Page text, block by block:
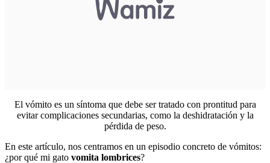
El vómito es un síntoma que debe ser tratado con prontitud para
evitar complicaciones secundarias, como la deshidratación y la
pérdida de peso.
En este artículo, nos centramos en un episodio concreto de vómitos:
¿por qué mi gato vomita lombrices?